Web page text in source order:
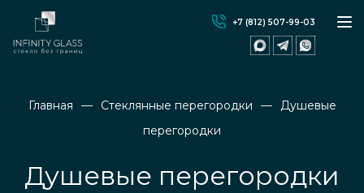
+7 (812) 507-99-03
Главная Стеклянные перегородки
Душевые
перегородки
Душевые перегородки